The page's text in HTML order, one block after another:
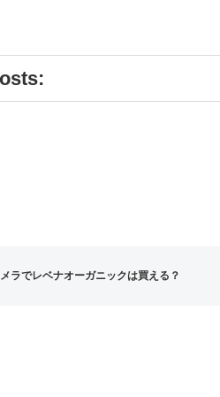
ラでレベナオーガニックは買える？